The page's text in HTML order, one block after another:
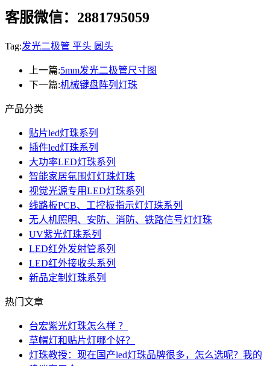
客服微信：2881795059
Tag:发光二极管 平头 圆头
上一篇:5mm发光二极管尺寸图
下一篇:机械键盘阵列灯珠
产品分类
贴片led灯珠系列
插件led灯珠系列
大功率LED灯珠系列
智能家居氛围灯灯珠灯珠
视觉光源专用LED灯珠系列
线路板PCB、工控板指示灯灯珠系列
无人机照明、安防、消防、铁路信号灯灯珠
UV紫光灯珠系列
LED红外发射管系列
LED红外接收头系列
新品定制灯珠系列
热门文章
台宏紫光灯珠怎么样 ？
草帽灯和贴片灯哪个好？
灯珠教授：现在国产led灯珠品牌很多，怎么选呢？我的